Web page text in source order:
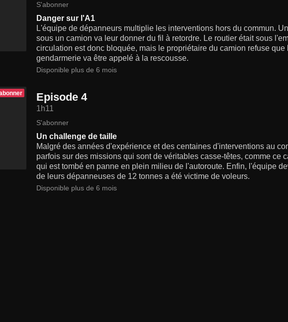
S'abonner
Danger sur l'A1
L'équipe de dépanneurs multiplie les interventions hors du commun.
sous un camion va leur donner du fil à retordre. Le routier était sous
circulation est donc bloquée, mais le propriétaire du camion refuse
gendarmerie va être appelé à la rescousse.
Disponible plus de 6 mois
Episode 4
1h11
S'abonner
Un challenge de taille
Malgré des années d'expérience et des centaines d'interventions au
parfois sur des missions qui sont de véritables casse-têtes, comme ce
qui est tombé en panne en plein milieu de l'autoroute. Enfin, l'équipe
de leurs dépanneuses de 12 tonnes a été victime de voleurs.
Disponible plus de 6 mois